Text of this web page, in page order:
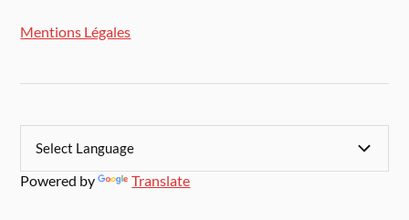
Mentions Légales
Powered by Translate